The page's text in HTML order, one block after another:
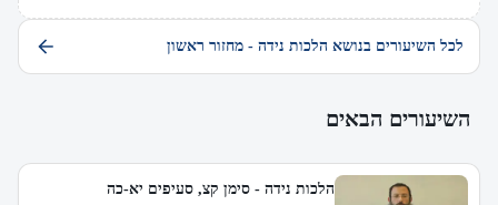
לכל השיעורים בנושא הלכות נידה - מחזור ראשון
השיעורים הבאים
הלכות נידה - סימן קצ, סעיפים יא-כה